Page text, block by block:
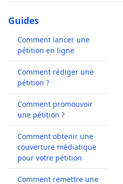
Guides
Comment lancer une
pétition en ligne
Comment rédiger une
pétition ?
Comment promouvoir
une pétition ?
Comment obtenir une
couverture médiatique
pour votre pétition
Comment remettre une